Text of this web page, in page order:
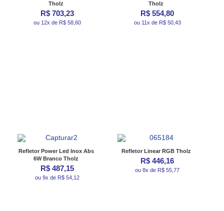
Tholz
R$ 703,23
ou 12x de R$ 58,60
Tholz
R$ 554,80
ou 11x de R$ 50,43
Refletor Power Led Inox Abs
6W Branco Tholz
R$ 487,15
ou 9x de R$ 54,12
Refletor Linear RGB Tholz
R$ 446,16
ou 8x de R$ 55,77